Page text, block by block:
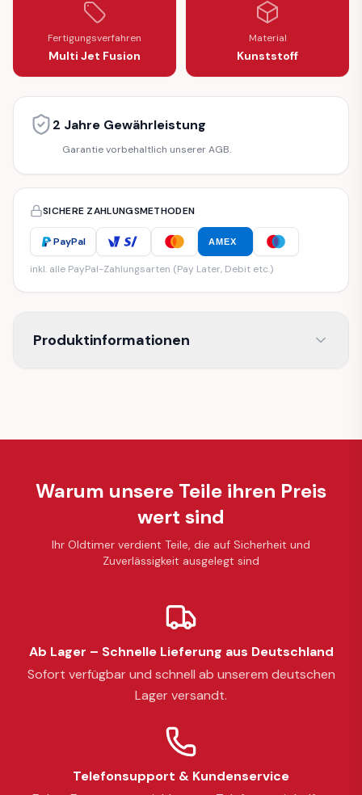
Fertigungsverfahren
Multi Jet Fusion
Material
Kunststoff
2 Jahre Gewährleistung
Garantie vorbehaltlich unserer AGB.
SICHERE ZAHLUNGSMETHODEN
PayPal AMEX
inkl. alle PayPal-Zahlungsarten (Pay Later, Debit etc.)
Produktinformationen
Warum unsere Teile ihren Preis
wert sind
Ihr Oldtimer verdient Teile, die auf Sicherheit und
Zuverlässigkeit ausgelegt sind
Ab Lager – Schnelle Lieferung aus Deutschland
Sofort verfügbar und schnell ab unserem deutschen
Lager versandt.
Telefonsupport & Kundenservice